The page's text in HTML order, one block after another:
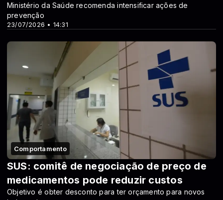
23/07/2026 • 14:31
Ministério da Saúde recomenda intensificar ações de
prevenção
Comportamento
SUS: comitê de negociação de preço de
medicamentos pode reduzir custos
Objetivo é obter desconto para ter orçamento para novos